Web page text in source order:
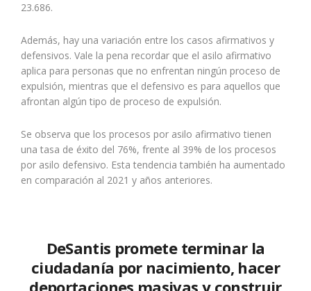
23.686.
Además, hay una variación entre los casos afirmativos y
defensivos. Vale la pena recordar que el asilo afirmativo
aplica para personas que no enfrentan ningún proceso de
expulsión, mientras que el defensivo es para aquellos que
afrontan algún tipo de proceso de expulsión.
Se observa que los procesos por asilo afirmativo tienen
una tasa de éxito del 76%, frente al 39% de los procesos
por asilo defensivo. Esta tendencia también ha aumentado
en comparación al 2021 y años anteriores.
DeSantis promete terminar la
ciudadanía por nacimiento, hacer